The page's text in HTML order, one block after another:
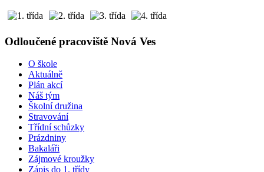
Odloučené pracoviště Nová Ves
O škole
Aktuálně
Plán akcí
Náš tým
Školní družina
Stravování
Třídní schůzky
Prázdniny
Bakaláři
Zájmové kroužky
Zápis do 1. třídy